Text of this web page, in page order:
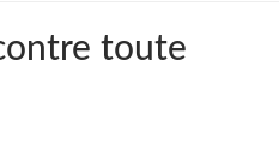
toute